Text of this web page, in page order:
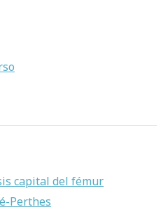
capital del fémur
Perthes